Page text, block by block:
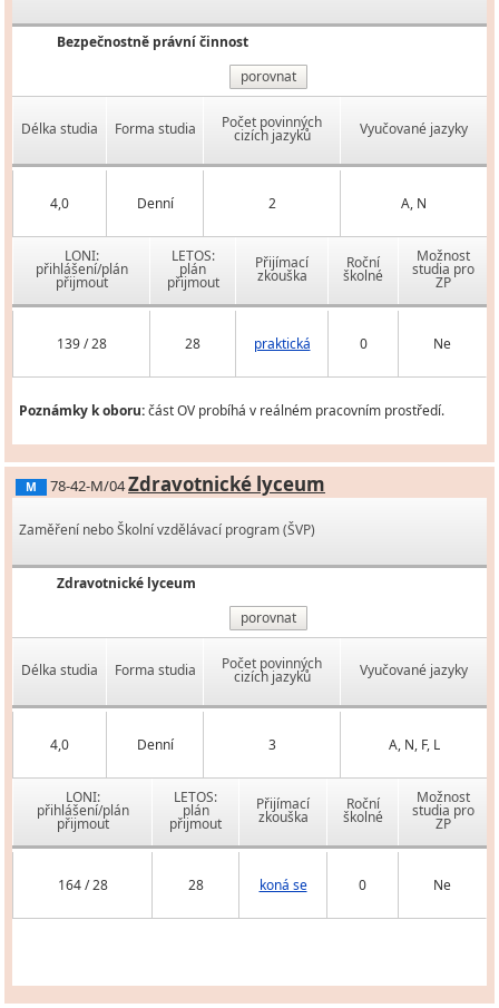
Bezpečnostně právní činnost
porovnat
Délka studia Forma studia Počet povinných
cizích jazyků Vyučované jazyky
4,0 Denní 2 A, N
LONI:
přihlášení/plán
přijmout
LETOS:
plán
přijmout
Přijímací
zkouška
Roční
školné
Možnost
studia pro
ZP
139 / 28 28 praktická 0 Ne
Poznámky k oboru:část OV probíhá v reálném pracovním prostředí.
M 78-42-M/04Zdravotnické lyceum
Zaměření nebo Školní vzdělávací program (ŠVP)
Zdravotnické lyceum
porovnat
Délka studia Forma studia Počet povinných
cizích jazyků Vyučované jazyky
4,0 Denní 3 A, N, F, L
LONI:
přihlášení/plán
přijmout
LETOS:
plán
přijmout
Přijímací
zkouška
Roční
školné
Možnost
studia pro
ZP
164 / 28 28 koná se 0 Ne